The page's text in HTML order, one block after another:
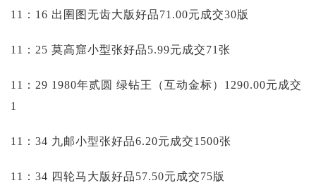
11：16 出圉图无齿大版好品71.00元成交30版
11：25 莫高窟小型张好品5.99元成交71张
11：29 1980年贰圆 绿钻王（互动金标）1290.00元成交
1
11：34 九邮小型张好品6.20元成交1500张
11：34 四轮马大版好品57.50元成交75版